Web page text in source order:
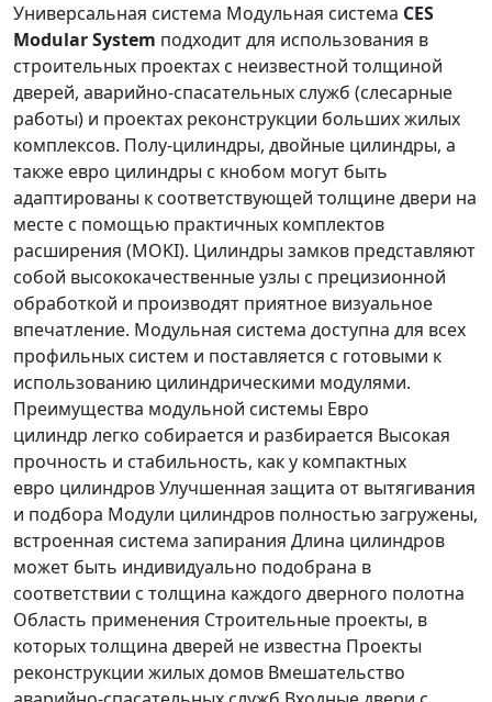
Универсальная система Модульная система CES
Modular System подходит для использования в
строительных проектах с неизвестной толщиной
дверей, аварийно-спасательных служб (слесарные
работы) и проектах реконструкции больших жилых
комплексов. Полу-цилиндры, двойные цилиндры, а
также евро цилиндры с кнобом могут быть
адаптированы к соответствующей толщине двери на
месте с помощью практичных комплектов
расширения (MOKI). Цилиндры замков представляют
собой высококачественные узлы с прецизионной
обработкой и производят приятное визуальное
впечатление. Модульная система доступна для всех
профильных систем и поставляется с готовыми к
использованию цилиндрическими модулями.
Преимущества модульной системы Евро
цилиндр легко собирается и разбирается Высокая
прочность и стабильность, как у компактных
евро цилиндров Улучшенная защита от вытягивания
и подбора Модули цилиндров полностью загружены,
встроенная система запирания Длина цилиндров
может быть индивидуально подобрана в
соответствии с толщина каждого дверного полотна
Область применения Строительные проекты, в
которых толщина дверей не известна Проекты
реконструкции жилых домов Вмешательство